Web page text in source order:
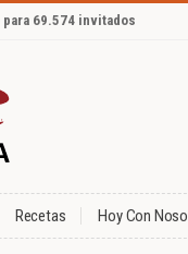
para 69.574 invitados
Recetas Hoy Con